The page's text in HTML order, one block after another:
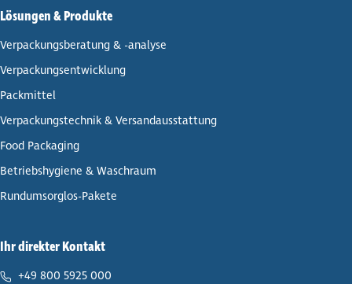
Lösungen & Produkte
Ver­pa­ckungs­be­ra­tung & -analyse
Ver­pa­ckungs­ent­wick­lung
Pack­mit­tel
Ver­pa­ckungs­tech­nik & Ver­sand­aus­stat­tung
Food Packaging
Betriebs­hy­giene & Waschraum
Rund­umsorg­los-Pakete
Ihr direkter Kontakt
+49 800 5925 000